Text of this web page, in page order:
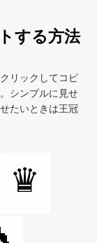
する方法
リックしてコピ
シンプルに見せ
たいときは王冠
♛